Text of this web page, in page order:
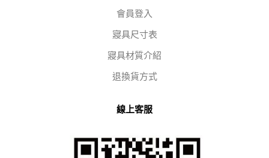
會員登入
寢具尺寸表
寢具材質介紹
退換貨方式
線上客服